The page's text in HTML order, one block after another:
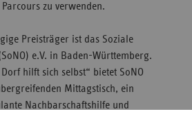
zu verwenden.
Preisträger ist das Soziale
e.V. in Baden-Württemberg.
hilft sich selbst“ bietet SoNO
Mittagstisch, ein
Nachbarschaftshilfe und